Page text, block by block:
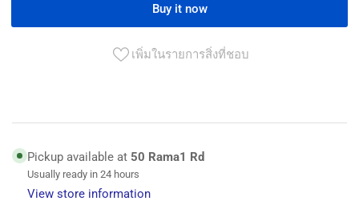
ปากกา
งาน
สี
เทา
King
ปากกา
จับ-
งาน
สี
เทา
King
Buy it now
เพิ่มในรายการสิ่งที่ชอบ
Pickup available at 50 Rama1 Rd
Usually ready in 24 hours
View store information